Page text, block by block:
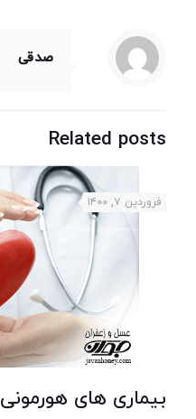
صدقی
Related posts
فروردین ۷, ۱۴۰۰
بیماری های هورمونی